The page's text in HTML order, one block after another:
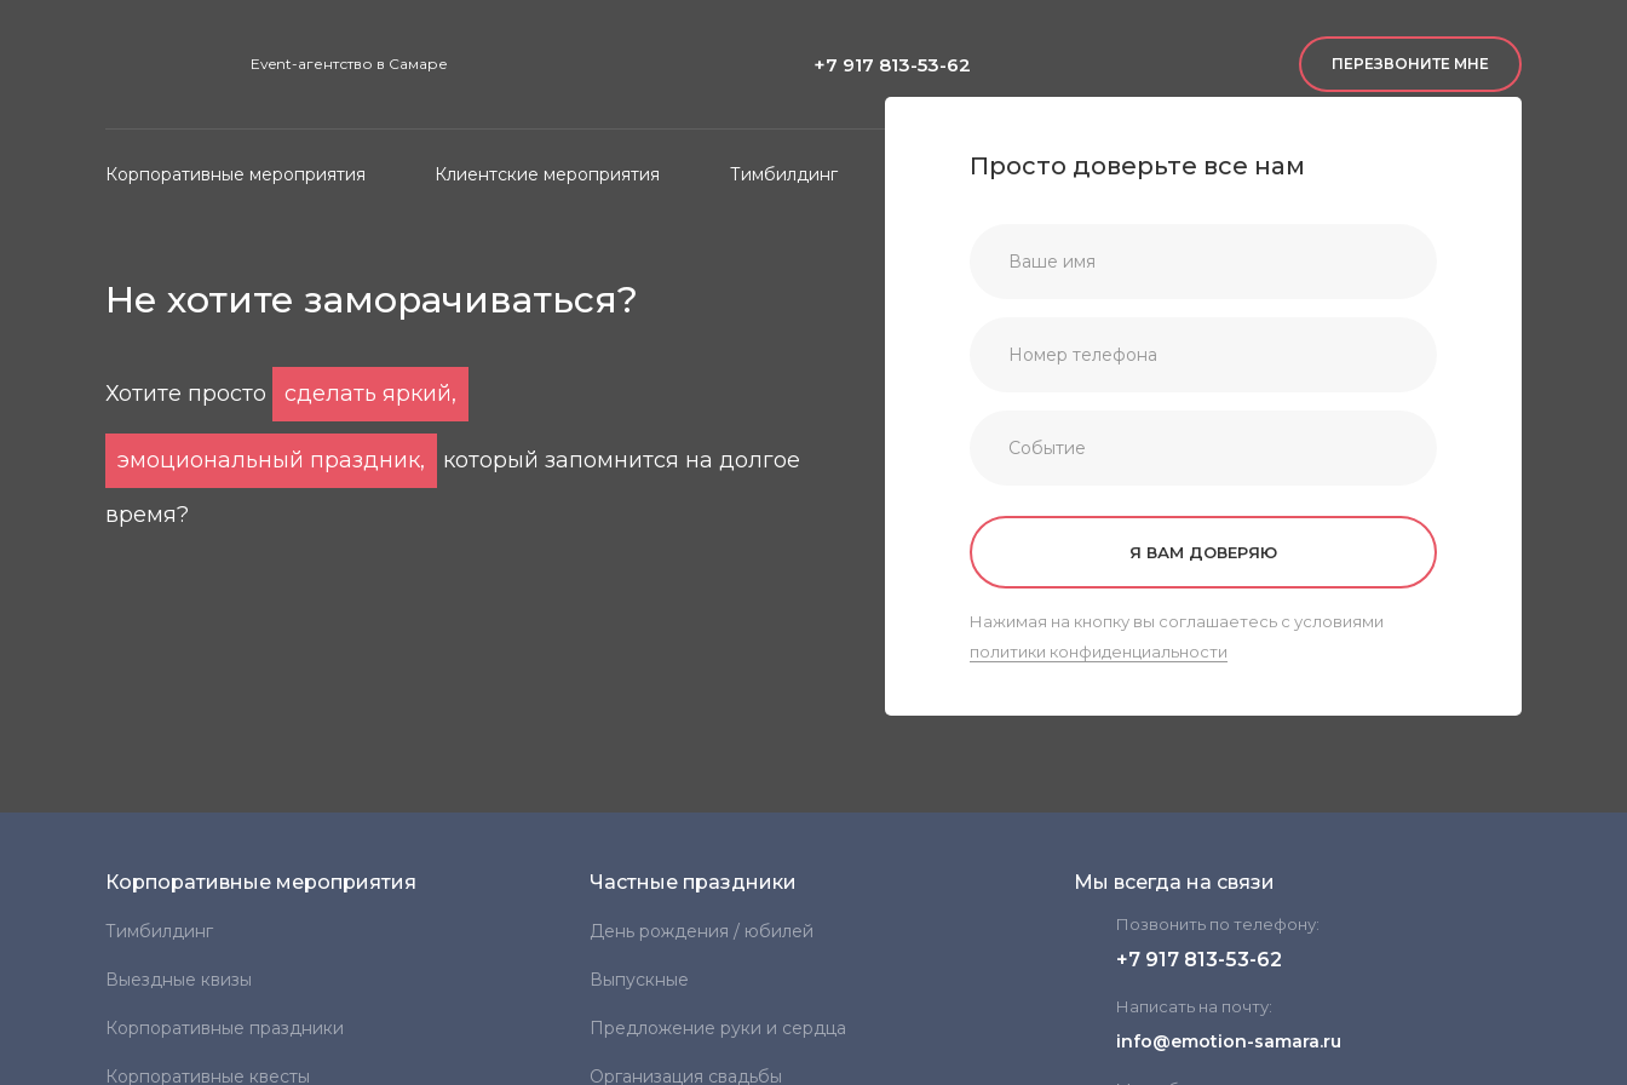
Event-агентство в Самаре +7 917 813-53-62 ПЕРЕЗВОНИТЕ МНЕ
Корпоративные мероприятия Клиентские мероприятия Тимбилдинг Частные праздники О нас Портфолио
Не хотите заморачиваться?
Хотите просто сделать яркий,
эмоциональный праздник, который запомнится на долгое
время?
Просто доверьте все нам
Я ВАМ ДОВЕРЯЮ
Нажимая на кнопку вы соглашаетесь с условиями
политики конфиденциальности
Корпоративные мероприятия
Тимбилдинг
Выездные квизы
Корпоративные праздники
Корпоративные квесты
Частные праздники
День рождения / юбилей
Выпускные
Предложение руки и сердца
Организация свадьбы
Мы всегда на связи
Позвонить по телефону:
+7 917 813-53-62
Написать на почту:
info@emotion-samara.ru